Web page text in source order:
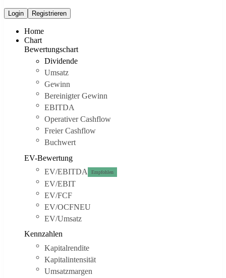
Login Registrieren
Home
Chart
Bewertungschart
Dividende
Umsatz
Gewinn
Bereinigter Gewinn
EBITDA
Operativer Cashflow
Freier Cashflow
Buchwert
EV-Bewertung
EV/EBITDA
Empfohlen
EV/EBIT
EV/FCF
EV/OCFNEU
EV/Umsatz
Kennzahlen
Kapitalrendite
Kapitalintensität
Umsatzmargen